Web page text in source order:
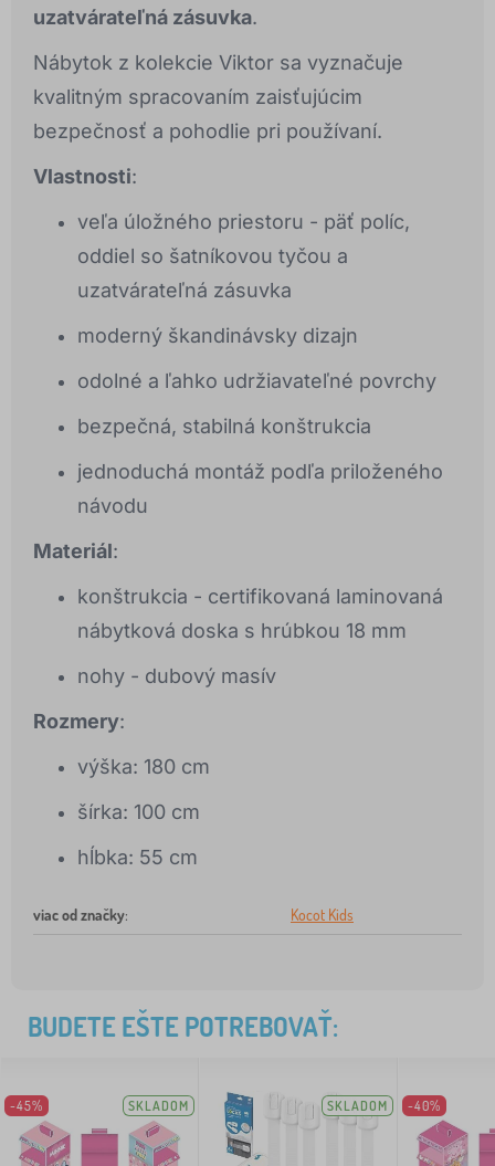
uzatvárateľná zásuvka.
Nábytok z kolekcie Viktor sa vyznačuje
kvalitným spracovaním zaisťujúcim
bezpečnosť a pohodlie pri používaní.
Vlastnosti:
veľa úložného priestoru - päť políc,
oddiel so šatníkovou tyčou a
uzatvárateľná zásuvka
moderný škandinávsky dizajn
odolné a ľahko udržiavateľné povrchy
bezpečná, stabilná konštrukcia
jednoduchá montáž podľa priloženého
návodu
Materiál:
konštrukcia - certifikovaná laminovaná
nábytková doska s hrúbkou 18 mm
nohy - dubový masív
Rozmery:
výška: 180 cm
šírka: 100 cm
hĺbka: 55 cm
viac od značky: Kocot Kids
BUDETE EŠTE POTREBOVAŤ:
-45% SKLADOM SKLADOM -40%